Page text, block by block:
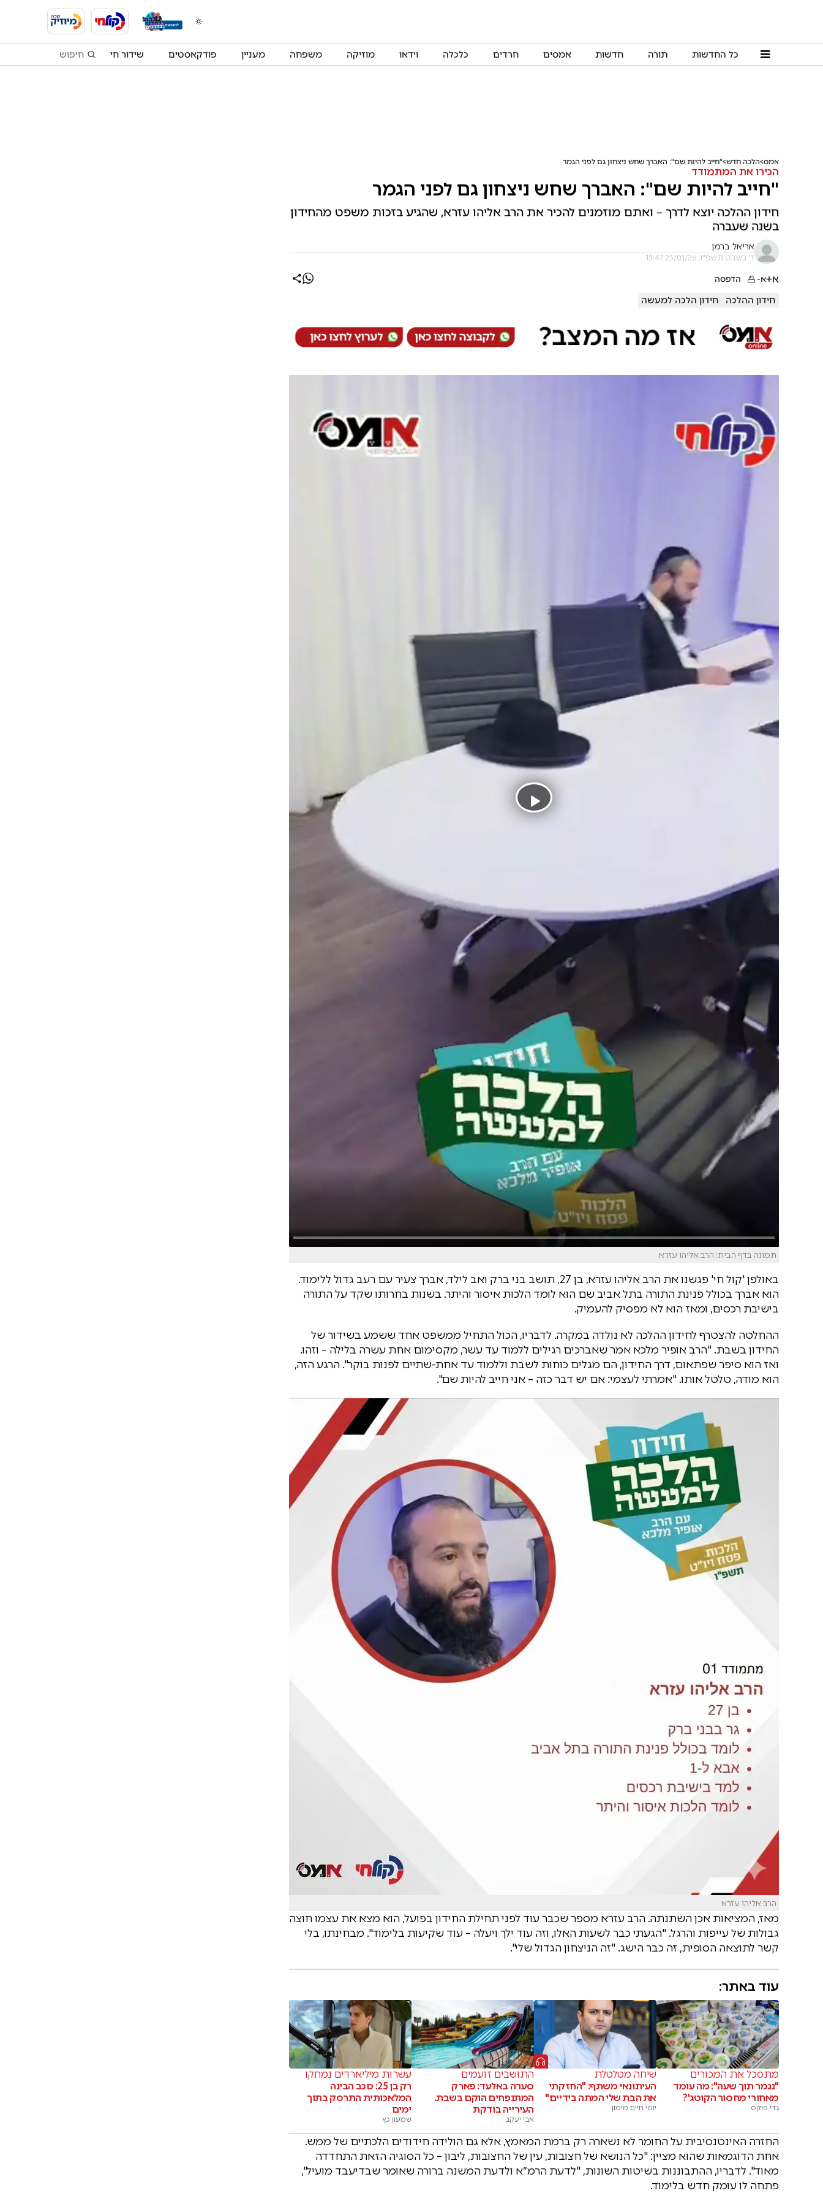
כל החדשות תורה חדשות אמסים חרדים כלכלה וידאו מוזיקה משפחה מעניין פודקאסטים שידור חי
אמס הלכה חדש "חייב להיות שם": האברך שחש ניצחון גם לפני הגמר
הכירו את המתמודד
"חייב להיות שם": האברך שחש ניצחון גם לפני הגמר
חידון ההלכה יוצא לדרך – ואתם מוזמנים להכיר את הרב אליהו עזרא, שהגיע בזכות משפט מהחידון
בשנה שעברה
אריאל ברמן
ז' בשבט תשפ"ו, 25/01/26 15:47
א+א- הדפסה
חידון ההלכה חידון הלכה למעשה
תמונה בדף הבית: הרב אליהו עזרא
באולפן 'קול חי' פגשנו את הרב אליהו עזרא, בן 27, תושב בני ברק ואב לילד, אברך צעיר עם רעב גדול ללימוד.
הוא אברך בכולל פנינת התורה בתל אביב שם הוא לומד הלכות איסור והיתר. בשנות בחרותו שקד על התורה
בישיבת רכסים, ומאז הוא לא מפסיק להעמיק.
ההחלטה להצטרף לחידון ההלכה לא נולדה במקרה. לדבריו, הכול התחיל ממשפט אחד ששמע בשידור של
החידון בשבת. "הרב אופיר מלכא אמר שאברכים רגילים ללמוד עד עשר, מקסימום אחת עשרה בלילה – וזהו.
ואז הוא סיפר שפתאום, דרך החידון, הם מגלים כוחות לשבת וללמוד עד אחת-שתיים לפנות בוקר". הרגע הזה,
הוא מודה, טלטל אותו. "אמרתי לעצמי: אם יש דבר כזה – אני חייב להיות שם".
הרב אליהו עזרא
מאז, המציאות אכן השתנתה. הרב עזרא מספר שכבר עוד לפני תחילת החידון בפועל, הוא מצא את עצמו חוצה
גבולות של עייפות והרגל. "הגעתי כבר לשעות האלו, וזה עוד ילך ויעלה – עוד שקיעות בלימוד". מבחינתו, בלי
קשר לתוצאה הסופית, זה כבר הישג. "זה הניצחון הגדול שלי".
עוד באתר:
מתסכל את המכורים
"נגמר תוך שעה": מה עומד
מאחורי מחסור הקוטג'?
גדי פוקס
שיחה מטלטלת
העיתונאי משתף: "החזקתי
את הבת שלי המתה בידיים"
יוסי חיים מימון
התושבים זועמים
סערה באלעד: פארק
המתנפחים הוקם בשבת.
העירייה בודקת
אבי יעקב
עשרות מיליארדים נמחקו
רק בן 25: כוכב הבינה
המלאכותית התרסק בתוך
ימים
שמעון כץ
החזרה האינטנסיבית על החומר לא נשארה רק ברמת המאמץ, אלא גם הולידה חידודים הלכתיים של ממש.
אחת הדוגמאות שהוא מציין: "כל הנושא של חצובות, עין של החצובות, ליבון – כל הסוגיה הזאת התחדדה
מאוד". לדבריו, ההתבוננות בשיטות השונות, "לדעת הרמ״א ולדעת המשנה ברורה שאומר שבדיעבד מועיל",
פתחה לו עומק חדש בלימוד.